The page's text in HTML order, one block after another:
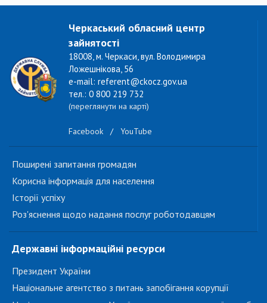
Черкаський обласний центр
зайнятості
18008, м. Черкаси, вул. Володимира
Ложешнікова, 56
e-mail: referent@ckocz.gov.ua
тел.: 0 800 219 732
(переглянути на карті)
Facebook / YouTube
Поширені запитання громадян
Корисна інформація для населення
Історії успіху
Роз'яснення щодо надання послуг роботодавцям
Державні інформаційні ресурси
Президент України
Національне агентство з питань запобігання корупції